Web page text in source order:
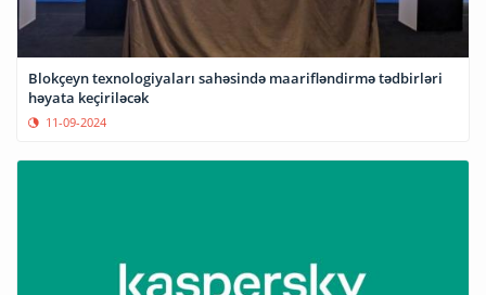
Blokçeyn texnologiyaları sahəsində maarifləndirmə tədbirləri
həyata keçiriləcək
11-09-2024